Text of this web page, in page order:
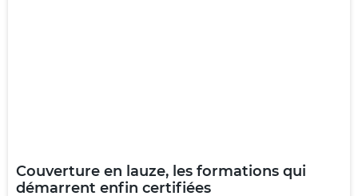
Couverture en lauze, les formations qui
démarrent enfin certifiées